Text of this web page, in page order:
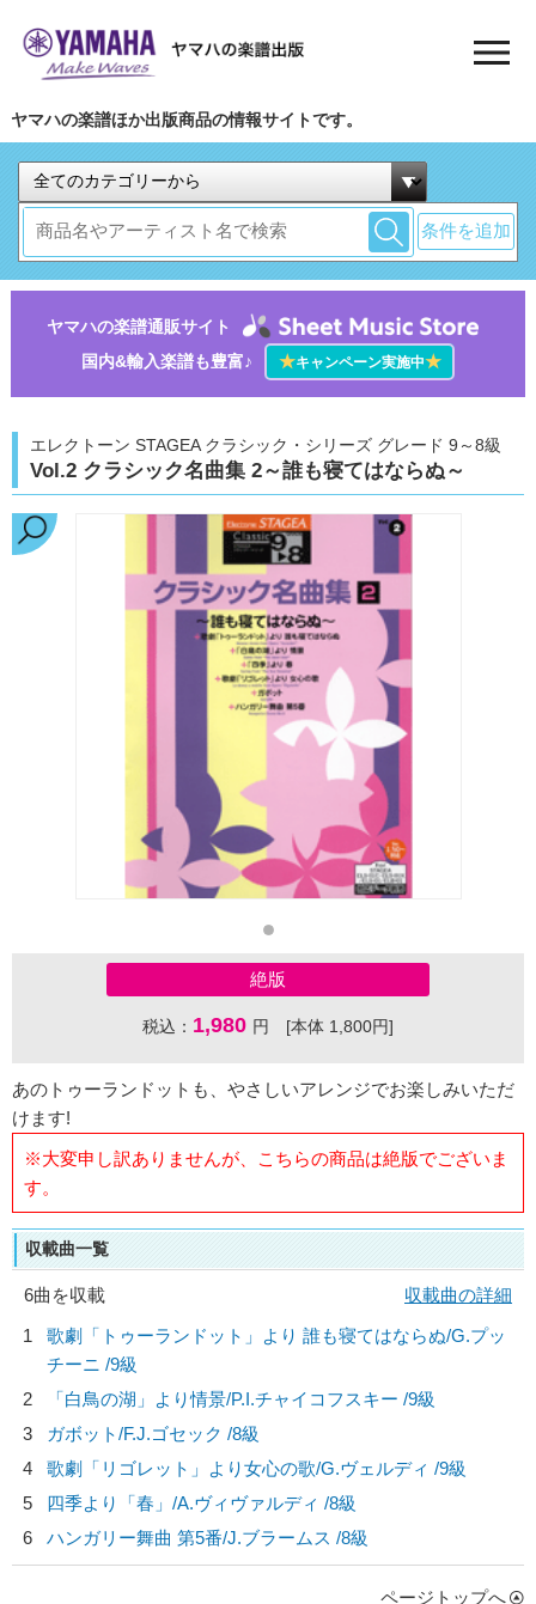
ヤマハの楽譜ほか出版商品の情報サイトです。
条件を追加
ヤマハの楽譜通販サイト
国内&輸入楽譜も豊富♪
★キャンペーン実施中★
エレクトーン STAGEA クラシック・シリーズ グレード 9～8級
Vol.2 クラシック名曲集 2～誰も寝てはならぬ～
絶版
税込： 1,980 円 [本体 1,800円]
あのトゥーランドットも、やさしいアレンジでお楽しみいただ
けます!
※大変申し訳ありませんが、こちらの商品は絶版でございま
す。
収載曲一覧
6曲を収載
収載曲の詳細
1
歌劇「トゥーランドット」より 誰も寝てはならぬ/G.プッ
チーニ /9級
2
「白鳥の湖」より情景/P.I.チャイコフスキー /9級
3
ガボット/F.J.ゴセック /8級
4
歌劇「リゴレット」より女心の歌/G.ヴェルディ /9級
5
四季より「春」/A.ヴィヴァルディ /8級
6
ハンガリー舞曲 第5番/J.ブラームス /8級
ページトップへ